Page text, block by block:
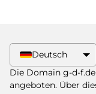
Bitte geben Sie
den
größeren
Wunsch auch
Deutsch
Die Domain g-d-
angeboten. Über